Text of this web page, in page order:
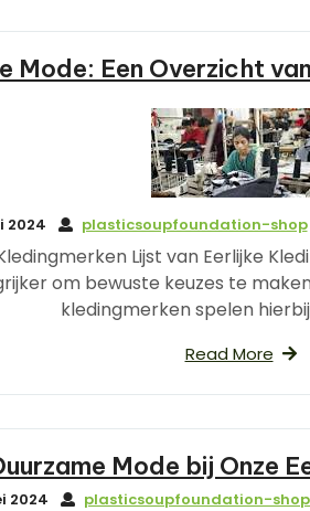
Mode: Een Overzicht
2024 plasticsoupfoundation-shop
Lijst van Eerlijke
om bewuste keuzes te
kledingmerken spelen
Read More
Mode bij Onze
2024 plasticsoupfoundation-shop